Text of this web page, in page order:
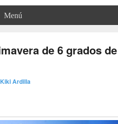
Menú
de 6 grados
Kiki Ardilla